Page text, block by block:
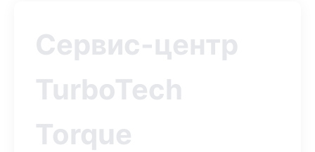
Сервис-центр
TurboTech
Torque